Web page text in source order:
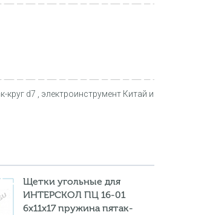
d7 , электроинструмент Китай и
Щетки угольные для
ИНТЕРСКОЛ ПЦ 16-01
6х11х17 пружина пятак-